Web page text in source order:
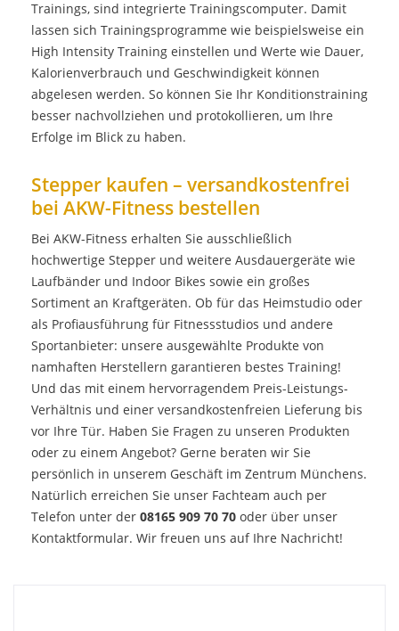
Trainings, sind integrierte Trainingscomputer. Damit
lassen sich Trainingsprogramme wie beispielsweise ein
High Intensity Training einstellen und Werte wie Dauer,
Kalorienverbrauch und Geschwindigkeit können
abgelesen werden. So können Sie Ihr Konditionstraining
besser nachvollziehen und protokollieren, um Ihre
Erfolge im Blick zu haben.
Stepper kaufen – versandkostenfrei
bei AKW-Fitness bestellen
Bei AKW-Fitness erhalten Sie ausschließlich
hochwertige Stepper und weitere Ausdauergeräte wie
Laufbänder und Indoor Bikes sowie ein großes
Sortiment an Kraftgeräten. Ob für das Heimstudio oder
als Profiausführung für Fitnessstudios und andere
Sportanbieter: unsere ausgewählte Produkte von
namhaften Herstellern garantieren bestes Training!
Und das mit einem hervorragendem Preis-Leistungs-
Verhältnis und einer versandkostenfreien Lieferung bis
vor Ihre Tür. Haben Sie Fragen zu unseren Produkten
oder zu einem Angebot? Gerne beraten wir Sie
persönlich in unserem Geschäft im Zentrum Münchens.
Natürlich erreichen Sie unser Fachteam auch per
Telefon unter der 08165 909 70 70 oder über unser
Kontaktformular. Wir freuen uns auf Ihre Nachricht!